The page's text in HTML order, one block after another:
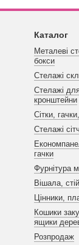
Каталог
Металеві
бокси
Стелажі
Стелажі
кронштейни
Сітки,
Стелажі
гачки
Фурнітура
Вішала,
Цінники,
Кошики
ящики
Розпродаж